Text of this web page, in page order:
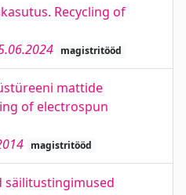
Recycling of
magistritööd
mattide
of electrospun
magistritööd
säilitustingimused